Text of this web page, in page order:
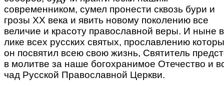
современником, сумел пронести сквозь бури и
грозы ХХ века и явить новому поколению все
величие и красоту православной веры. И ныне в
лике всех русских святых, прославлению
он посвятил всею свою жизнь, Святитель
в молитве за наше богохранимое Отечество и
чад Русской Православной Церкви.